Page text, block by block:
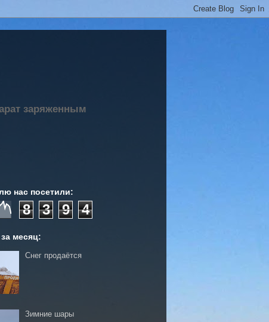
заряженным
нас посетили:
8 3 9 4
месяц:
Снег продаётся
Зимние шары